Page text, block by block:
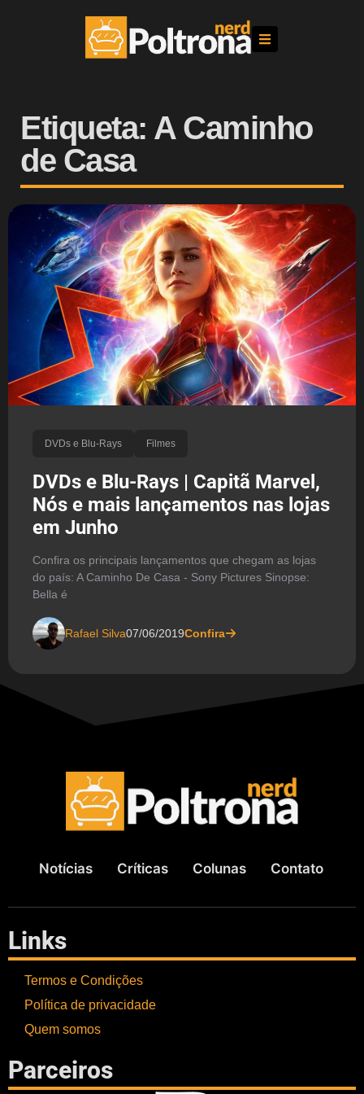
Etiqueta: A Caminho
de Casa
DVDs e Blu-Rays Filmes
DVDs e Blu-Rays | Capitã Marvel,
Nós e mais lançamentos nas lojas
em Junho
Confira os principais lançamentos que chegam as lojas
do país: A Caminho De Casa - Sony Pictures Sinopse:
Bella é
Rafael Silva07/06/2019Confira
Notícias Críticas Colunas Contato
Links
Termos e Condições
Política de privacidade
Quem somos
Parceiros